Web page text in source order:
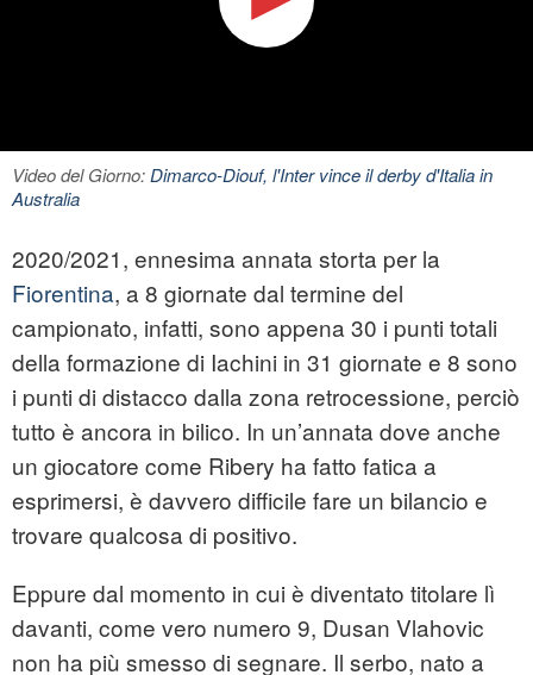
Video del Giorno:Dimarco-Diouf, l'Inter vince il derby d'Italia in
Australia
2020/2021, ennesima annata storta per la
Fiorentina, a 8 giornate dal termine del
campionato, infatti, sono appena 30 i punti totali
della formazione di Iachini in 31 giornate e 8 sono
i punti di distacco dalla zona retrocessione, perciò
tutto è ancora in bilico. In un’annata dove anche
un giocatore come Ribery ha fatto fatica a
esprimersi, è davvero difficile fare un bilancio e
trovare qualcosa di positivo.
Eppure dal momento in cui è diventato titolare lì
davanti, come vero numero 9, Dusan Vlahovic
non ha più smesso di segnare. Il serbo, nato a